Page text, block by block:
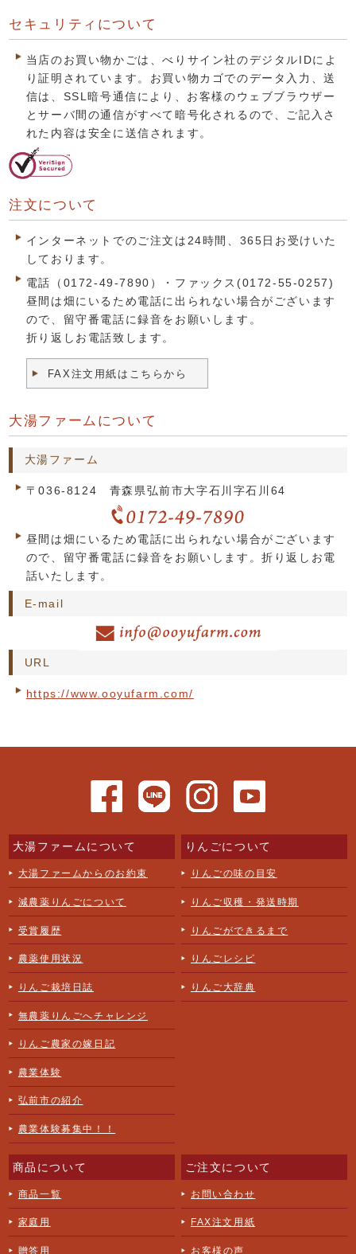
セキュリティについて
当店のお買い物かごは、べりサイン社のデジタルIDによ
り証明されています。お買い物カゴでのデータ入力、送
信は、SSL暗号通信により、お客様のウェブブラウザー
とサーバ間の通信がすべて暗号化されるので、ご記入さ
れた内容は安全に送信されます。
注文について
インターネットでのご注文は24時間、365日お受けいた
しております。
電話（0172-49-7890）・ファックス(0172-55-0257)
昼間は畑にいるため電話に出られない場合がございます
ので、留守番電話に録音をお願いします。
折り返しお電話致します。
FAX注文用紙はこちらから
大湯ファームについて
大湯ファーム
〒036-8124 青森県弘前市大字石川字石川64
昼間は畑にいるため電話に出られない場合がございます
ので、留守番電話に録音をお願いします。折り返しお電
話いたします。
E-mail
URL
https://www.ooyufarm.com/
大湯ファームについて
大湯ファームからのお約束
減農薬りんごについて
受賞履歴
農薬使用状況
りんご栽培日誌
無農薬りんごへチャレンジ
りんご農家の嫁日記
農業体験
弘前市の紹介
農業体験募集中！！
りんごについて
りんごの味の目安
りんご収穫・発送時期
りんごができるまで
りんごレシピ
りんご大辞典
商品について
商品一覧
家庭用
贈答用
ご注文について
お問い合わせ
FAX注文用紙
お客様の声